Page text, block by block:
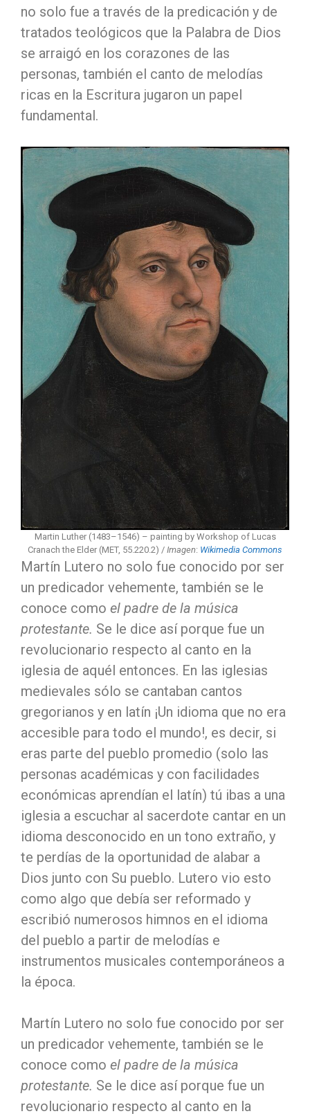
no solo fue a través de la predicación y de
tratados teológicos que la Palabra de Dios
se arraigó en los corazones de las
personas, también el canto de melodías
ricas en la Escritura jugaron un papel
fundamental.
Martin Luther (1483–1546) – painting by Workshop of Lucas
Cranach the Elder (MET, 55.220.2) / Imagen: Wikimedia Commons
Martín Lutero no solo fue conocido por ser
un predicador vehemente, también se le
conoce como el padre de la música
protestante. Se le dice así porque fue un
revolucionario respecto al canto en la
iglesia de aquél entonces. En las iglesias
medievales sólo se cantaban cantos
gregorianos y en latín ¡Un idioma que no era
accesible para todo el mundo!, es decir, si
eras parte del pueblo promedio (solo las
personas académicas y con facilidades
económicas aprendían el latín) tú ibas a una
iglesia a escuchar al sacerdote cantar en un
idioma desconocido en un tono extraño, y
te perdías de la oportunidad de alabar a
Dios junto con Su pueblo. Lutero vio esto
como algo que debía ser reformado y
escribió numerosos himnos en el idioma
del pueblo a partir de melodías e
instrumentos musicales contemporáneos a
la época.
Martín Lutero no solo fue conocido por ser
un predicador vehemente, también se le
conoce como el padre de la música
protestante. Se le dice así porque fue un
revolucionario respecto al canto en la